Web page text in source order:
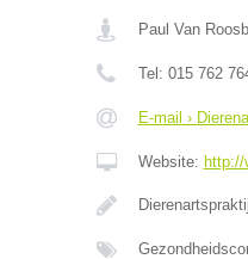
Paul Van
Tel: 015 762
E-mail ›
Website: http://